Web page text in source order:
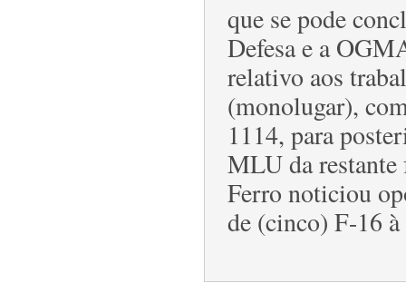
que se pode
Defesa e a
relativo aos
(monolugar),
1114, para
MLU da restante
Ferro noticiou
de (cinco) F-16